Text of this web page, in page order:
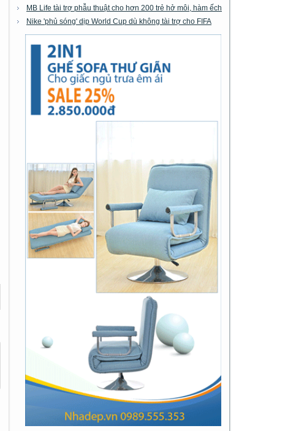
MB Life tài trợ phẫu thuật cho hơn 200 trẻ hở môi, hàm ếch
Nike 'phủ sóng' dịp World Cup dù không tài trợ cho FIFA